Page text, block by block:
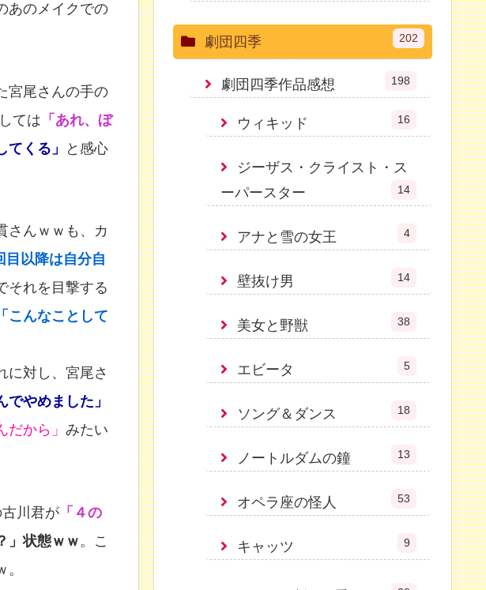
あのメイクでの
宮尾さんの手の
ては 「あれ、ぼ
くる」
と感心
さんｗｗも、カ
目以降は自分自
それを目撃する
こんなことして
に対し、宮尾さ
やめました」
だから」 みたい
川君が 「４の
」状態ｗｗ 。こ
劇団四季 202
劇団四季作品感想 198
ウィキッド 16
ジーザス・クライスト・ス
ーパースター
14
アナと雪の女王 4
壁抜け男 14
美女と野獣 38
エビータ 5
ソング＆ダンス 18
ノートルダムの鐘 13
オペラ座の怪人 53
キャッツ 9